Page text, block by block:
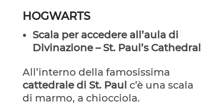
HOGWARTS
Scala per accedere all’aula di
Divinazione – St. Paul’s Cathedral
All’interno della famosissima
cattedrale di St. Paul c’è una scala
di marmo, a chiocciola.